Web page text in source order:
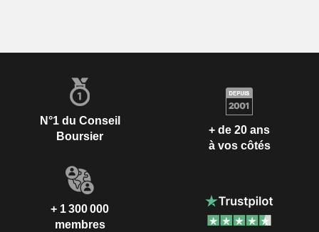
N°1 du Conseil
Boursier
+ de 20 ans
à vos côtés
+ 1 300 000
membres